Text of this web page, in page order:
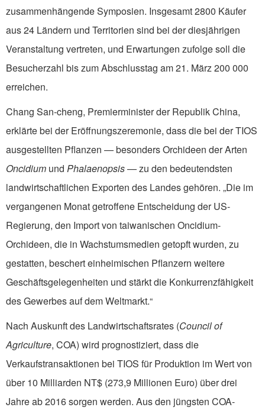
zusammenhängende Symposien. Insgesamt 2800 Käufer
aus 24 Ländern und Territorien sind bei der diesjährigen
Veranstaltung vertreten, und Erwartungen zufolge soll die
Besucherzahl bis zum Abschlusstag am 21. März 200 000
erreichen.
Chang San-cheng, Premierminister der Republik China,
erklärte bei der Eröffnungszeremonie, dass die bei der TIOS
ausgestellten Pflanzen — besonders Orchideen der Arten
Oncidium und Phalaenopsis— zu den bedeutendsten
landwirtschaftlichen Exporten des Landes gehören. „Die im
vergangenen Monat getroffene Entscheidung der US-
Regierung, den Import von taiwanischen Oncidium-
Orchideen, die in Wachstumsmedien getopft wurden, zu
gestatten, beschert einheimischen Pflanzern weitere
Geschäftsgelegenheiten und stärkt die Konkurrenzfähigkeit
des Gewerbes auf dem Weltmarkt.“
Nach Auskunft des Landwirtschaftsrates (Council of
Agriculture, COA) wird prognostiziert, dass die
Verkaufstransaktionen bei TIOS für Produktion im Wert von
über 10 Milliarden NT$ (273,9 Millionen Euro) über drei
Jahre ab 2016 sorgen werden. Aus den jüngsten COA-